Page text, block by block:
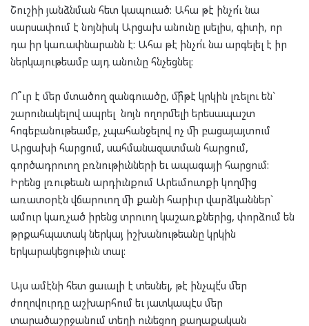
Շուշիի յանձնման հետ կապուած: Ահա թէ ինչո՛ւ նա
սարսափում է նոյնիսկ Արցախ անունը լսելիս, գիտի, որ
դա իր կառափնարանն է: Ահա թէ ինչո՛ւ նա արգելել է իր
ներկայութեամբ այդ անունը հնչեցնել:
Ո՞ւր է մեր մտածող զանգուածը, մի՞թէ կրկին լռելու են`
շարունակելով ապրել նոյն ողորմելի երեսապաշտ
հոգեբանութեամբ, չպահանջելով ոչ մի բացայայտում
Արցախի հարցում, սահմանազատման հարցում,
գործադրուող բռնութիւնների եւ ապագայի հարցում:
Իրենց լռութեան արդիւնքում Արեւմուտքի կողմից
առատօրէն վճարուող մի քանի հարիւր վարձկաններ`
ամուր կառչած իրենց տրուող կաշառքներից, փորձում են
թրքահպատակ ներկայ իշխանութեանը կրկին
երկարակեցութիւն տալ:
Այս ամէնի հետ ցաւալի է տեսնել, թէ ինչպէ՛ս մեր
ժողովուրդը աշխարհում եւ յատկապէս մեր
տարածաշրջանում տեղի ունեցող քաղաքական